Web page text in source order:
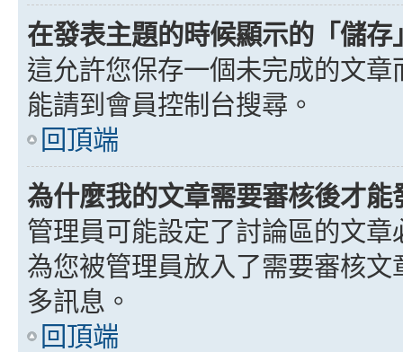
在發表主題的時候顯示的「儲
這允許您保存一個未完成的文
能請到會員控制台搜尋。
回頂端
為什麼我的文章需要審核後才能
管理員可能設定了討論區的文
為您被管理員放入了需要審核
多訊息。
回頂端